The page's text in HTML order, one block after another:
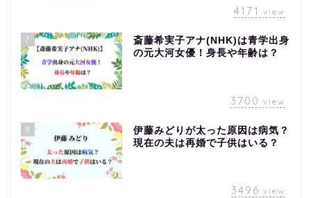
4171 view
7
斎藤希実子アナ(NHK)は青学出身
の元大河女優！身長や年齢は？
3700 view
8
伊藤みどりが太った原因は病気？
現在の夫は再婚で子供はいる？
3496 view